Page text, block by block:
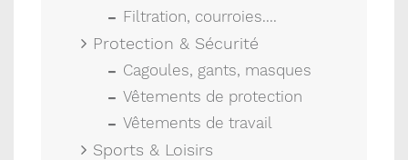
Filtration, courroies....
Protection & Sécurité
Cagoules, gants, masques
Vêtements de protection
Vêtements de travail
Sports & Loisirs